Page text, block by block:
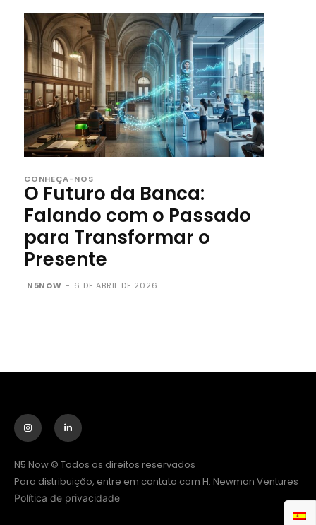
CONHEÇA-NOS
O Futuro da Banca:
Falando com o Passado
para Transformar o
Presente
N5NOW - 6 DE ABRIL DE 2026
N5 Now © Todos os direitos reservados
Para distribuição, entre em contato com H. Newman Ventures
Política de privacidade